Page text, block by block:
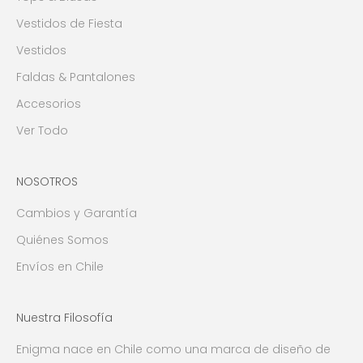
Vestidos de Fiesta
Vestidos
Faldas & Pantalones
Accesorios
Ver Todo
NOSOTROS
Cambios y Garantía
Quiénes Somos
Envíos en Chile
Nuestra Filosofía
Enigma nace en Chile como una marca de diseño de